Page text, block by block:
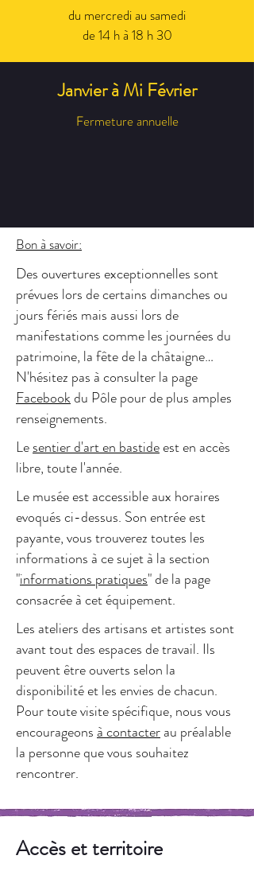
du mercredi au samedi
de 14 h à 18 h 30
Janvier à Mi Février
Fermeture annuelle
Bon à savoir:
Des ouvertures exceptionnelles sont
prévues lors de certains dimanches ou
jours fériés mais aussi lors de
manifestations comme les journées du
patrimoine, la fête de la châtaigne…
N'hésitez pas à consulter la page
Facebookdu Pôle pour de plus amples
renseignements.
Lesentier d'art en bastideest en accès
libre, toute l'année.
Le musée est accessible aux horaires
evoqués ci-dessus. Son entrée est
payante, vous trouverez toutes les
informations à ce sujet à la section
"informations pratiques" de la page
consacrée à cet équipement.
Les ateliers des artisans et artistes sont
avant tout des espaces de travail. Ils
peuvent être ouverts selon la
disponibilité et les envies de chacun.
Pour toute visite spécifique, nous vous
encourageonsà contacterau préalable
la personne que vous souhaitez
rencontrer.
Accès et territoire